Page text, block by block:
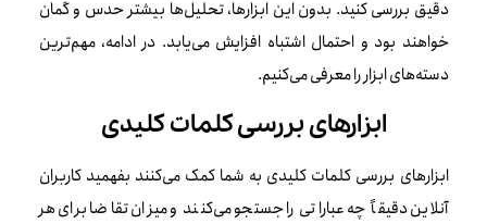
دقیق بررسی کنید. بدون این ابزارها، تحلیل‌ها بیشتر حدس و گمان
خواهند بود و احتمال اشتباه افزایش می‌یابد. در ادامه، مهم‌ترین
دسته‌های ابزار را معرفی می‌کنیم.
ابزارهای بررسی کلمات کلیدی
ابزارهای بررسی کلمات کلیدی به شما کمک می‌کنند بفهمید کاربران
آنلاین دقیقاً چه عباراتی را جستجو می‌کنند و میزان تقاضا برای هر